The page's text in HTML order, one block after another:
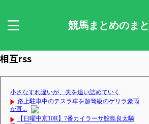
競馬まとめのま
相互rss